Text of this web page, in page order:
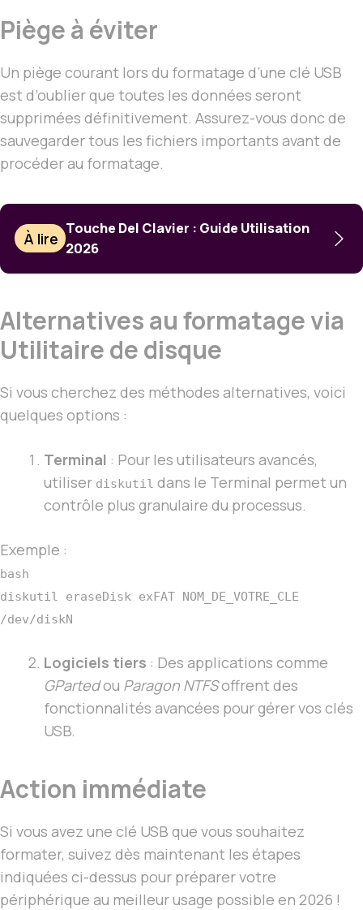
Piège à éviter
Un piège courant lors du formatage d’une clé USB
est d’oublier que toutes les données seront
supprimées définitivement. Assurez-vous donc de
sauvegarder tous les fichiers importants avant de
procéder au formatage.
À lire
Touche Del Clavier : Guide Utilisation
2026
Alternatives au formatage via
Utilitaire de disque
Si vous cherchez des méthodes alternatives, voici
quelques options :
Terminal : Pour les utilisateurs avancés,
utiliser diskutil dans le Terminal permet un
contrôle plus granulaire du processus.
Exemple :
bash
diskutil eraseDisk exFAT NOM_DE_VOTRE_CLE
/dev/diskN
Logiciels tiers : Des applications comme
GPartedou Paragon NTFSoffrent des
fonctionnalités avancées pour gérer vos clés
USB.
Action immédiate
Si vous avez une clé USB que vous souhaitez
formater, suivez dès maintenant les étapes
indiquées ci-dessus pour préparer votre
périphérique au meilleur usage possible en 2026 !